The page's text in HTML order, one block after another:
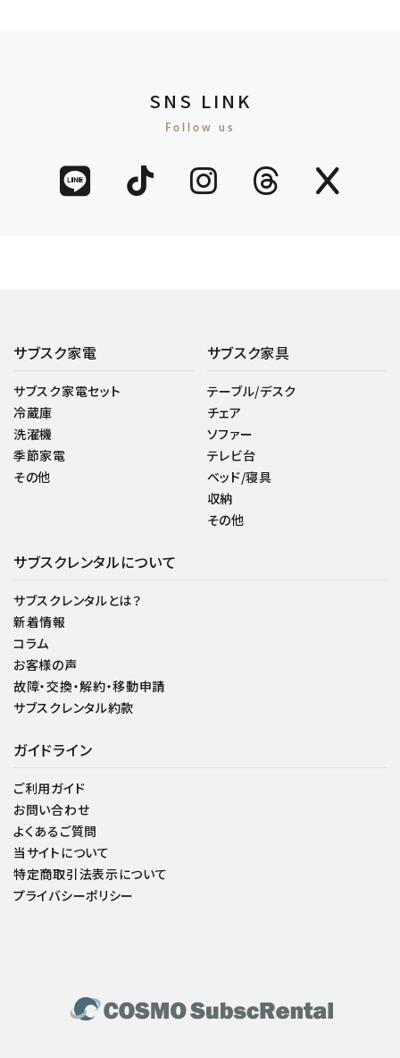
SNS LINK
Follow us
サブスク家電
サブスク家電セット
冷蔵庫
洗濯機
季節家電
その他
サブスク家具
テーブル/デスク
チェア
ソファー
テレビ台
ベッド/寝具
収納
その他
サブスクレンタルについて
サブスクレンタルとは？
新着情報
コラム
お客様の声
故障・交換・解約・移動申請
サブスクレンタル約款
ガイドライン
ご利用ガイド
お問い合わせ
よくあるご質問
当サイトについて
特定商取引法表示について
プライバシーポリシー